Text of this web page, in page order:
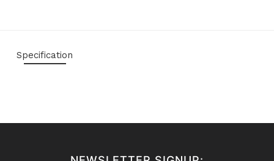
Specification